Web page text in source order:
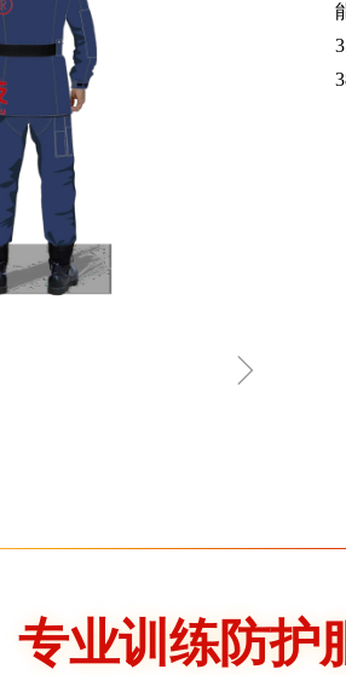
专业训练防护
ꁇ